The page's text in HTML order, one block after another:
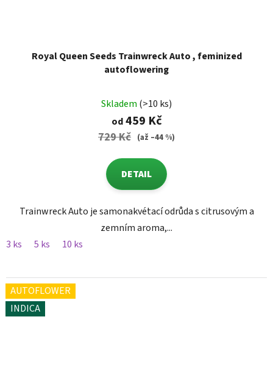
Royal Queen Seeds Trainwreck Auto , feminized
autoflowering
Skladem (>10 ks)
od459 Kč
729 Kč (až –44 %)
DETAIL
Trainwreck Auto je samonakvétací odrůda s citrusovým a
zemním aroma,...
3 ks
5 ks 10 ks
AUTOFLOWER
INDICA